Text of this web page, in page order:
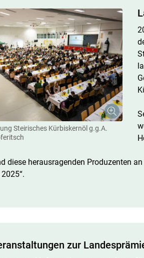
Steirisches Kürbiskernöl g.g.A.
diese herausragenden Produzenten
zur